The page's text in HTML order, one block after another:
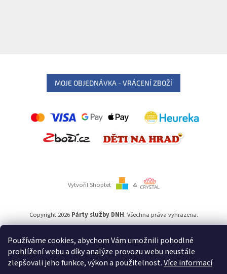
Používáme cookies, abychom Vám umožnili pohodlné
prohlížení webu a díky analýze provozu webu neustále
zlepšovali jeho funkce, výkon a použitelnost.Více informací
MOJE OBJEDNÁVKA - VRÁCENÍ ZBOŽÍ
Vytvořil Shoptet &
Copyright 2026 Párty služby DNH. Všechna práva vyhrazena.
Používámeověření věku Adulto